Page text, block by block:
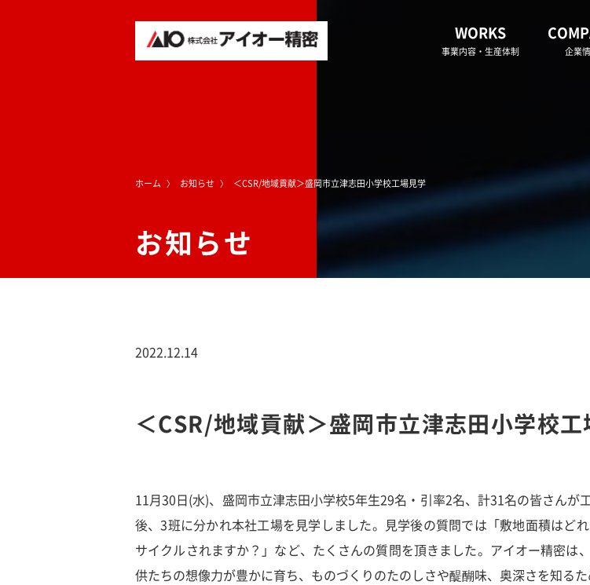
WORKS
事業内容・生産体制 企業
ホーム お知らせ ＜CSR/地域貢献＞盛岡市立津志田小学校工場見学
お知らせ
2022.12.14
＜CSR/地域貢献＞盛岡市立津志田小学校工
11月30日(水)、盛岡市立津志田小学校5年生29名・引率2名、計31名の皆さん
後、3班に分かれ本社工場を見学しました。見学後の質問では「敷地面積はど
サイクルされますか？」など、たくさんの質問を頂きました。アイオー精密
供たちの想像力が豊かに育ち、ものづくりのたのしさや醍醐味、奥深さを知る